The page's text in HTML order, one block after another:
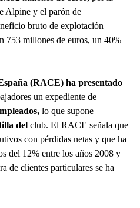
Alpine y el parón de
bruto de explotación
753 millones de euros, un 40%
(RACE) ha presentado
un expediente de
lo que supone
del club. El RACE señala que
con pérdidas netas y que ha
del 12% entre los años 2008 y
de clientes particulares se ha